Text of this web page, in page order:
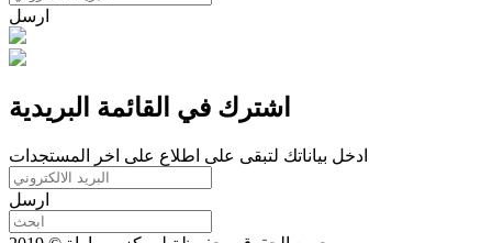
ارسل
اشترك في القائمة البريدية
ادخل بياناتك لتبقى على اطلاع على اخر المستجدات
ارسل